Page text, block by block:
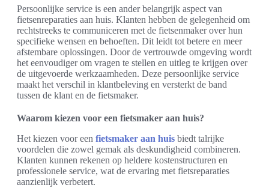
Persoonlijke service is een ander belangrijk aspect van
fietsenreparaties aan huis. Klanten hebben de gelegenheid om
rechtstreeks te communiceren met de fietsenmaker over hun
specifieke wensen en behoeften. Dit leidt tot betere en meer
afstembare oplossingen. Door de vertrouwde omgeving wordt
het eenvoudiger om vragen te stellen en uitleg te krijgen over
de uitgevoerde werkzaamheden. Deze persoonlijke service
maakt het verschil in klantbeleving en versterkt de band
tussen de klant en de fietsmaker.
Waarom kiezen voor een fietsmaker aan huis?
Het kiezen voor een fietsmaker aan huis biedt talrijke
voordelen die zowel gemak als deskundigheid combineren.
Klanten kunnen rekenen op heldere kostenstructuren en
professionele service, wat de ervaring met fietsreparaties
aanzienlijk verbetert.